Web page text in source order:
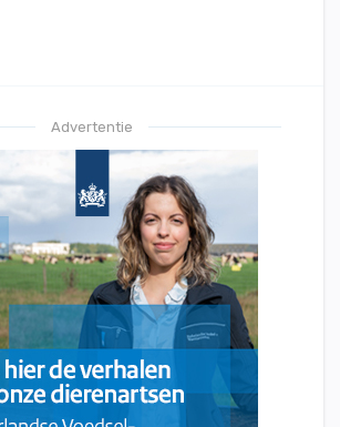
Advertentie